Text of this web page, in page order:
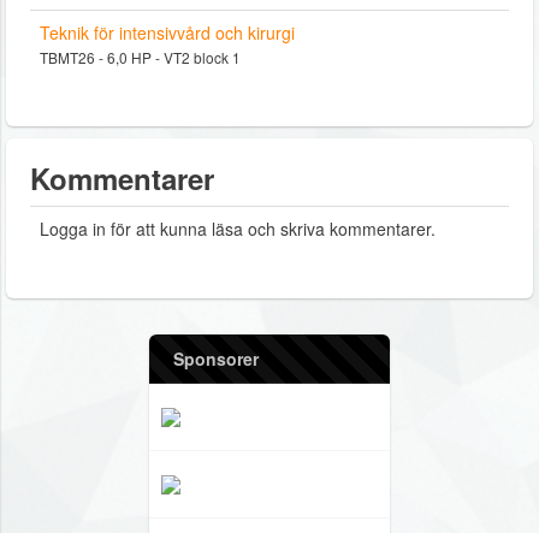
Teknik för intensivvård och kirurgi
TBMT26 - 6,0 HP - VT2 block 1
Kommentarer
Logga in för att kunna läsa och skriva kommentarer.
Sponsorer